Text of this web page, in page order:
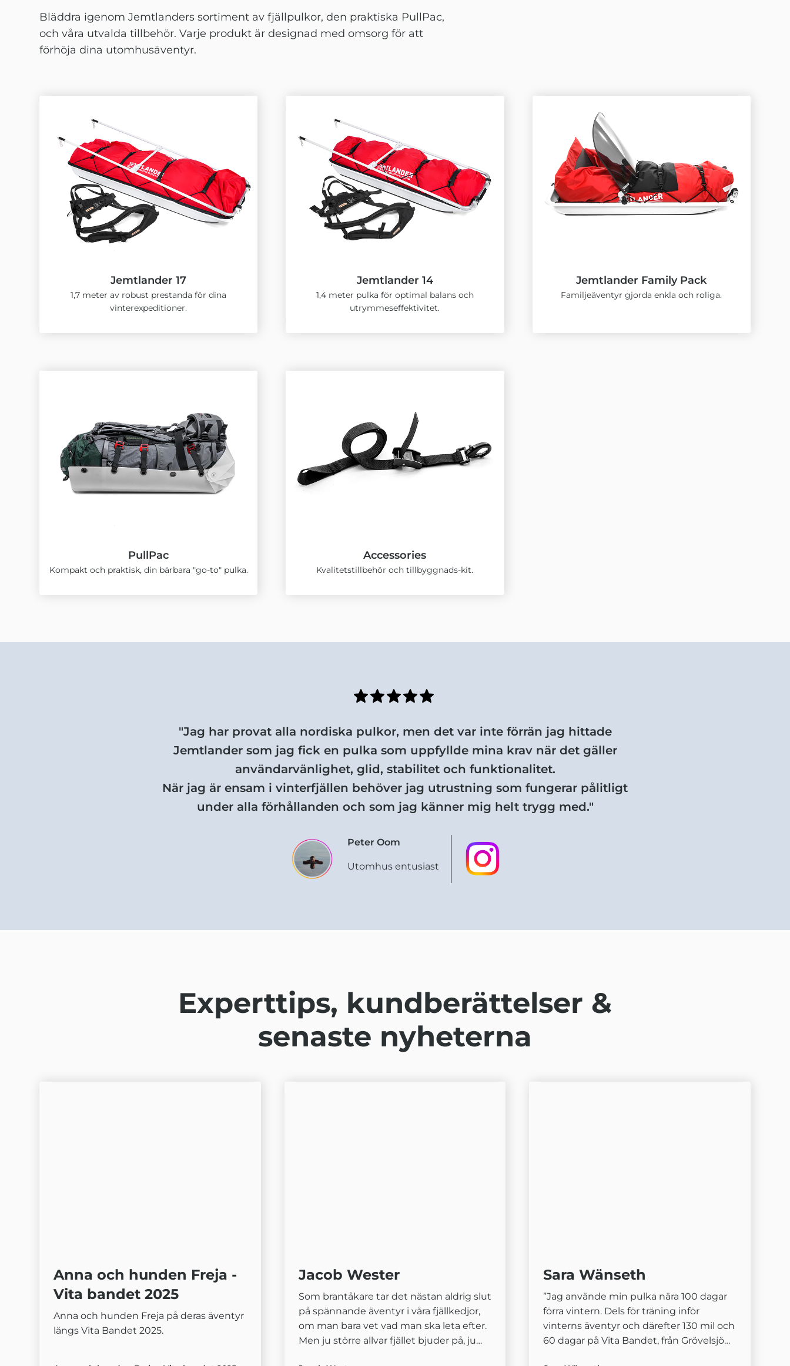
Bläddra igenom Jemtlanders sortiment av fjällpulkor, den praktiska PullPac,
och våra utvalda tillbehör. Varje produkt är designad med omsorg för att
förhöja dina utomhusäventyr.
Jemtlander 17
1,7 meter av robust prestanda för dina
vinterexpeditioner.
Jemtlander 14
1,4 meter pulka för optimal balans och
utrymmeseffektivitet.
Jemtlander Family Pack
Familjeäventyr gjorda enkla och roliga.
PullPac
Kompakt och praktisk, din bärbara "go-to" pulka.
Accessories
Kvalitetstillbehör och tillbyggnads-kit.
"Jag har provat alla nordiska pulkor, men det var inte förrän jag hittade
Jemtlander som jag fick en pulka som uppfyllde mina krav när det gäller
användarvänlighet, glid, stabilitet och funktionalitet.
När jag är ensam i vinterfjällen behöver jag utrustning som fungerar pålitligt
under alla förhållanden och som jag känner mig helt trygg med."
Peter Oom
Utomhus entusiast
Experttips, kundberättelser &
senaste nyheterna
Anna och hunden Freja -
Vita bandet 2025
Anna och hunden Freja på deras äventyr
längs Vita Bandet 2025.
Jacob Wester
Som brantåkare tar det nästan aldrig slut
på spännande äventyr i våra fjällkedjor,
om man bara vet vad man ska leta efter.
Men ju större allvar fjället bjuder på, ju
Sara Wänseth
”Jag använde min pulka nära 100 dagar
förra vintern. Dels för träning inför
vinterns äventyr och därefter 130 mil och
60 dagar på Vita Bandet, från Grövelsjön